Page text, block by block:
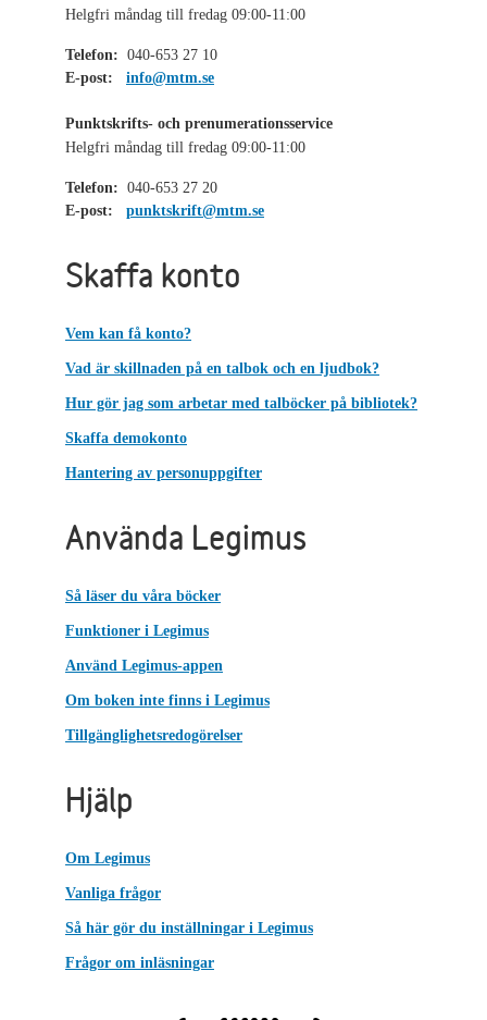
Helgfri måndag till fredag 09:00-11:00
Telefon: 040-653 27 10
E-post:
info@mtm.se
Punktskrifts- och prenumerationsservice
Helgfri måndag till fredag 09:00-11:00
Telefon: 040-653 27 20
E-post:
punktskrift@mtm.se
Skaffa konto
Vem kan få konto?
Vad är skillnaden på en talbok och en ljudbok?
Hur gör jag som arbetar med talböcker på bibliotek?
Skaffa demokonto
Hantering av personuppgifter
Använda Legimus
Så läser du våra böcker
Funktioner i Legimus
Använd Legimus-appen
Om boken inte finns i Legimus
Tillgänglighetsredogörelser
Hjälp
Om Legimus
Vanliga frågor
Så här gör du inställningar i Legimus
Frågor om inläsningar